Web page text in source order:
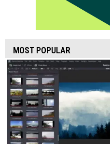
MOST POPULAR